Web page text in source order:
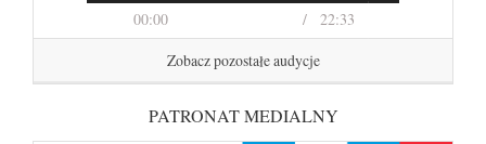
00:00 22:33
Zobacz pozostałe audycje
PATRONAT MEDIALNY